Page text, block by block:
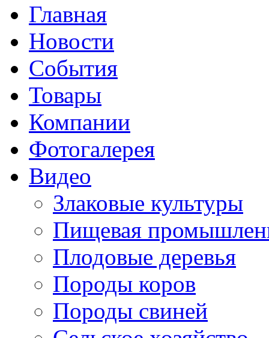
Главная
Новости
События
Товары
Компании
Фотогалерея
Видео
Злаковые культуры
Пищевая
Плодовые деревья
Породы коров
Породы свиней